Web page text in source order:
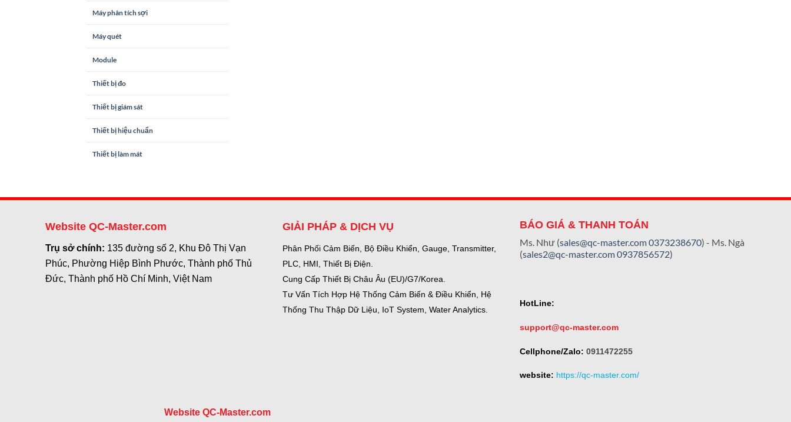
Máy phân tích sợi
Máy quét
Module
Thiết bị đo
Thiết bị giám sát
Thiết bị hiệu chuẩn
Thiết bị làm mát
Website QC-Master.com
Trụ sở chính: 135 đường số 2, Khu Đô Thị Vạn
Phúc, Phường Hiệp Bình Phước, Thành phố Thủ
Đức, Thành phố Hồ Chí Minh, Việt Nam
GIẢI PHÁP & DỊCH VỤ
Phân Phối Cảm Biến, Bộ Điều Khiển, Gauge, Transmitter,
PLC, HMI, Thiết Bị Điện.
Cung Cấp Thiết Bị Châu Âu (EU)/G7/Korea.
Tư Vấn Tích Hợp Hệ Thống Cảm Biến & Điều Khiển, Hệ
Thống Thu Thập Dữ Liệu, IoT System, Water Analytics.
BÁO GIÁ & THANH TOÁN
Ms. Như (sales@qc-master.com0373238670) - Ms. Ngà
(sales2@qc-master.com0937856572)
HotLine:
support@qc-master.com
Cellphone/Zalo: 0911472255
website: https://qc-master.com/
Website QC-Master.com